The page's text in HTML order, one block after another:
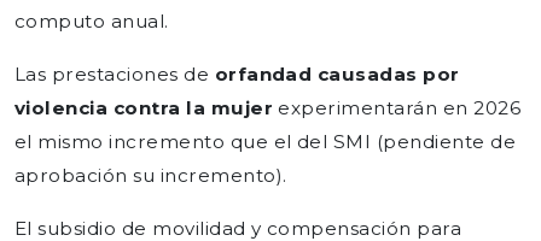
computo anual.
Las prestaciones de orfandad causadas por
violencia contra la mujer experimentarán en 2026
el mismo incremento que el del SMI (pendiente de
aprobación su incremento).
El subsidio de movilidad y compensación para